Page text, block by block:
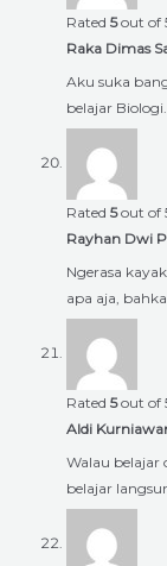
Rated 5out of
Raka Dimas
Aku suka
belajar
Rated 5out of
Rayhan Dwi
Ngerasa
apa aja,
Rated 5out of
Aldi
Walau belajar
belajar